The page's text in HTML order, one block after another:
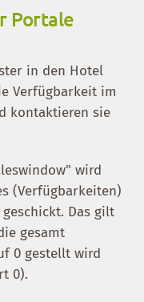
Portale
in den Hotel
Verfügbarkeit im
kontaktieren sie
wird
(Verfügbarkeiten)
Das gilt
gesamt
0 gestellt wird
0).